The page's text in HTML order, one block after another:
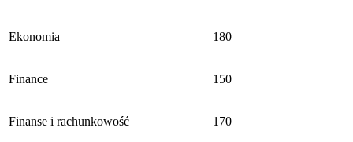
Ekonomia 180
Finance 150
Finanse i rachunkowość 170